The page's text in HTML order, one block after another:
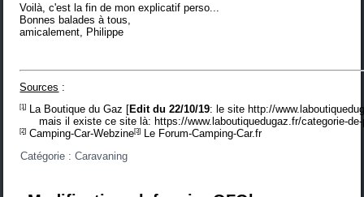
Voilà, c'est la fin de mon explicatif perso...
Bonnes balades à tous,
amicalement, Philippe
Sources :
[1] La Boutique du Gaz [Edit du 22/10/19: le site http://
mais il existe ce site là: https://www.laboutiquedugaz.fr/categorie-
[2] Camping-Car-Webzine[3]
Le Forum-Camping-Car.fr
Catégorie :Caravaning